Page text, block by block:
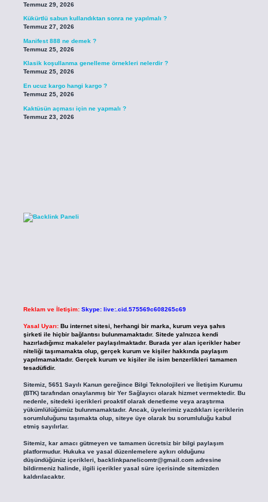
Temmuz 29, 2026
Kükürtlü sabun kullandıktan sonra ne yapılmalı ?
Temmuz 27, 2026
Manifest 888 ne demek ?
Temmuz 25, 2026
Klasik koşullanma genelleme örnekleri nelerdir ?
Temmuz 25, 2026
En ucuz kargo hangi kargo ?
Temmuz 25, 2026
Kaktüsün açması için ne yapmalı ?
Temmuz 23, 2026
Reklam ve İletişim: Skype: live:.cid.575569c608265c69
Yasal Uyarı: Bu internet sitesi, herhangi bir marka, kurum veya şahıs
şirketi ile hiçbir bağlantısı bulunmamaktadır. Sitede yalnızca kendi
hazırladığımız makaleler paylaşılmaktadır. Burada yer alan içerikler haber
niteliği taşımamakta olup, gerçek kurum ve kişiler hakkında paylaşım
yapılmamaktadır. Gerçek kurum ve kişiler ile isim benzerlikleri tamamen
tesadüfidir.
Sitemiz, 5651 Sayılı Kanun gereğince Bilgi Teknolojileri ve İletişim Kurumu
(BTK) tarafından onaylanmış bir Yer Sağlayıcı olarak hizmet vermektedir. Bu
nedenle, sitedeki içerikleri proaktif olarak denetleme veya araştırma
yükümlülüğümüz bulunmamaktadır. Ancak, üyelerimiz yazdıkları içeriklerin
sorumluluğunu taşımakta olup, siteye üye olarak bu sorumluluğu kabul
etmiş sayılırlar.
Sitemiz, kar amacı gütmeyen ve tamamen ücretsiz bir bilgi paylaşım
platformudur. Hukuka ve yasal düzenlemelere aykırı olduğunu
düşündüğünüz içerikleri, backlinkpanelicomtr@gmail.comadresine
bildirmeniz halinde, ilgili içerikler yasal süre içerisinde sitemizden
kaldırılacaktır.